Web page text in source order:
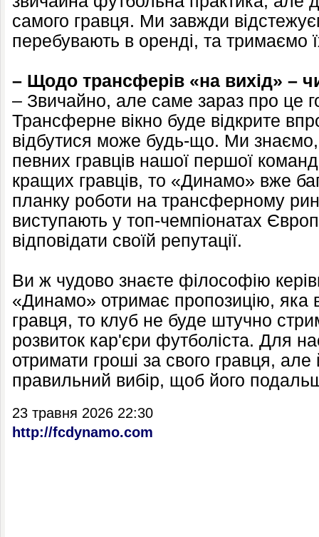
самого гравця. Ми завжди
перебувають в оренді, та тримаємо
– Щодо трансферів «на вихід» –
– Звичайно, але саме зараз про це
Трансферне вікно буде відкрите
відбутися може будь-що. Ми
певних гравців нашої першої
кращих гравців, то «Динамо» вже
планку роботи на трансферному
виступають у топ-чемпіонатах
відповідати своїй репутації.
Ви ж чудово знаєте філософію
«Динамо» отримає пропозицію, яка
гравця, то клуб не буде штучно
розвиток кар'єри футболіста. Для
отримати гроші за свого гравця,
правильний вибір, щоб його
23 травня 2026 22:30
http://fcdynamo.com